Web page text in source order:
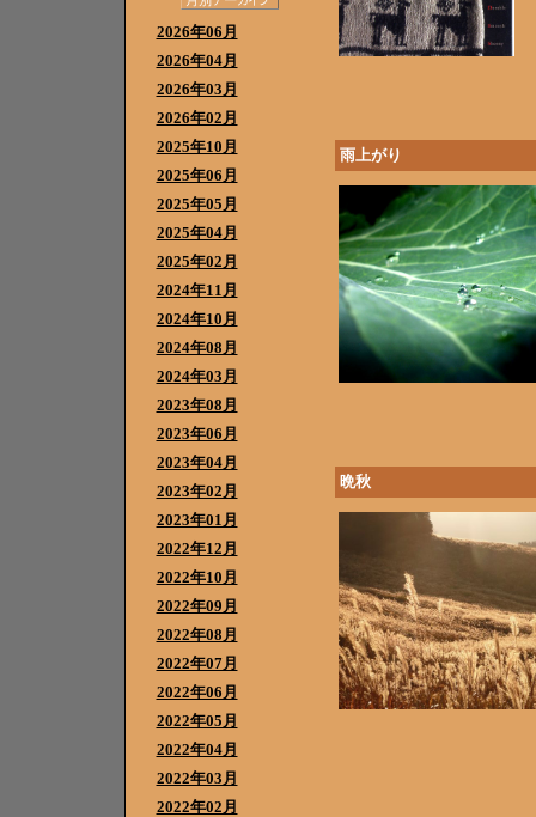
2026年06月
2026年04月
2026年03月
2026年02月
2025年10月
2025年06月
2025年05月
2025年04月
2025年02月
2024年11月
2024年10月
2024年08月
2024年03月
2023年08月
2023年06月
2023年04月
2023年02月
2023年01月
2022年12月
2022年10月
2022年09月
2022年08月
2022年07月
2022年06月
2022年05月
2022年04月
2022年03月
2022年02月
雨上がり
晩秋